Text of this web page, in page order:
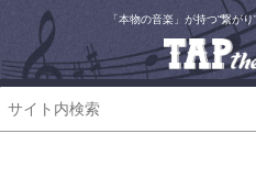
「本物の音楽」が持つ“繋が